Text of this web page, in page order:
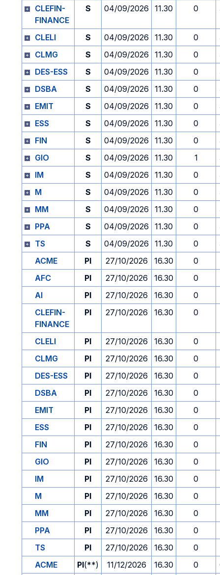
CLEFIN-
FINANCE
S 04/09/2026 11.30 0
CLELI S 04/09/2026 11.30 0
CLMG
S 04/09/2026 11.30 0
DES-ESS
S 04/09/2026 11.30 0
DSBA
S 04/09/2026 11.30 0
EMIT
S 04/09/2026 11.30 0
ESS
S 04/09/2026 11.30 0
FIN
S 04/09/2026 11.30 0
GIO
S 04/09/2026 11.30 1
IM
S 04/09/2026 11.30 0
M
S 04/09/2026 11.30 0
MM
S 04/09/2026 11.30 0
PPA
S 04/09/2026 11.30 0
TS
S 04/09/2026 11.30 0
ACME
PI 27/10/2026 16.30
0
AFC
PI 27/10/2026 16.30
0
AI
PI 27/10/2026 16.30
0
CLEFIN-
FINANCE
PI 27/10/2026 16.30 0
CLELI PI 27/10/2026 16.30
0
CLMG
PI 27/10/2026 16.30
0
DES-ESS
PI 27/10/2026 16.30
0
DSBA
PI 27/10/2026 16.30
0
EMIT
PI 27/10/2026 16.30
0
ESS
PI 27/10/2026 16.30
0
FIN
PI 27/10/2026 16.30
0
GIO
PI 27/10/2026 16.30
0
IM
PI 27/10/2026 16.30
0
M
PI 27/10/2026 16.30
0
MM
PI 27/10/2026 16.30
0
PPA
PI 27/10/2026 16.30
0
TS
PI 27/10/2026 16.30
0
ACME
PI(**) 11/12/2026 16.30 0